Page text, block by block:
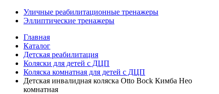
Уличные реабилитационные тренажеры
Эллиптические тренажеры
Главная
Каталог
Детская реабилитация
Коляски для детей с ДЦП
Коляска комнатная для детей с ДЦП
Детская инвалидная коляска Otto Bock Кимба Нео
комнатная